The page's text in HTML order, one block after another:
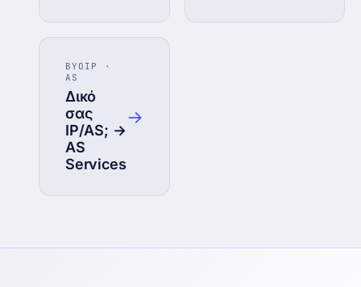
BYOIP ·
AS
Δικό
σας
IP/AS; →
AS
Services
→